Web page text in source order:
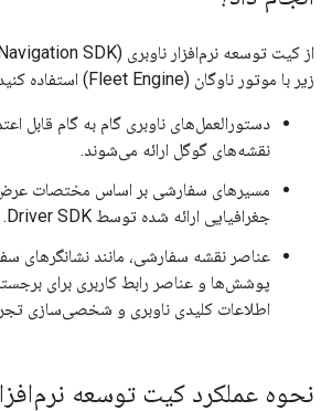
زیر با موتور ناوگان (Fleet Engine) استفاده کنید.
دستورالعمل‌های ناوبری گام به گام قابل
نقشه‌های گوگل ارائه می‌شوند.
مسیرهای سفارشی بر اساس مختصات
جغرافیایی ارائه شده توسط Driver SDK.
عناصر نقشه سفارشی، مانند نشانگرهای
پوشش‌ها و عناصر رابط کاربری برای
اطلاعات کلیدی ناوبری و شخصی‌سازی
نحوه عملکرد کیت توسعه